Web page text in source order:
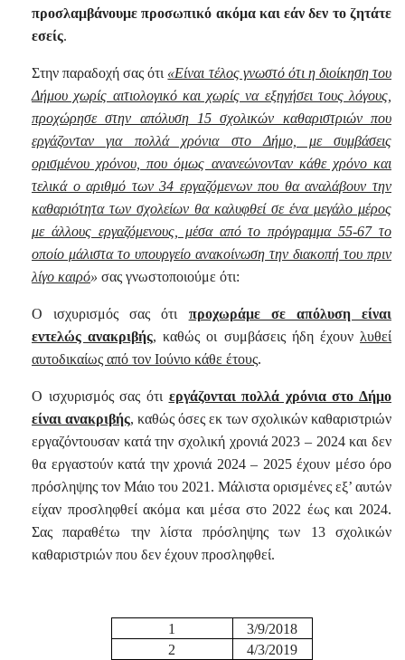
προσλαμβάνουμε προσωπικό ακόμα και εάν δεν το ζητάτε
εσείς.
Στην παραδοχή σας ότι «Είναι τέλος γνωστό ότι η διοίκηση του
Δήμου χωρίς αιτιολογικό και χωρίς να εξηγήσει τους λόγους,
προχώρησε στην απόλυση 15 σχολικών καθαριστριών που
εργάζονταν για πολλά χρόνια στο Δήμο, με συμβάσεις
ορισμένου χρόνου, που όμως ανανεώνονταν κάθε χρόνο και
τελικά ο αριθμό των 34 εργαζόμενων που θα αναλάβουν την
καθαριότητα των σχολείων θα καλυφθεί σε ένα μεγάλο μέρος
με άλλους εργαζόμενους, μέσα από το πρόγραμμα 55-67 το
οποίο μάλιστα το υπουργείο ανακοίνωση την διακοπή του πριν
λίγο καιρό» σας γνωστοποιούμε ότι:
Ο ισχυρισμός σας ότι προχωράμε σε απόλυση είναι
εντελώς ανακριβής, καθώς οι συμβάσεις ήδη έχουν λυθεί
αυτοδικαίως από τον Ιούνιο κάθε έτους.
Ο ισχυρισμός σας ότι εργάζονται πολλά χρόνια στο Δήμο
είναι ανακριβής, καθώς όσες εκ των σχολικών καθαριστριών
εργαζόντουσαν κατά την σχολική χρονιά 2023 – 2024 και δεν
θα εργαστούν κατά την χρονιά 2024 – 2025 έχουν μέσο όρο
πρόσληψης τον Μάιο του 2021. Μάλιστα ορισμένες εξ’ αυτών
είχαν προσληφθεί ακόμα και μέσα στο 2022 έως και 2024.
Σας παραθέτω την λίστα πρόσληψης των 13 σχολικών
καθαριστριών που δεν έχουν προσληφθεί.
1
3/9/2018
2
4/3/2019